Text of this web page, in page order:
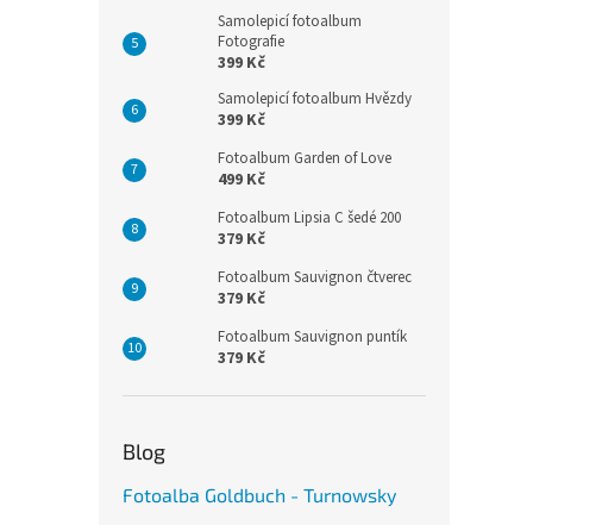
Samolepicí fotoalbum
Fotografie
399 Kč
Samolepicí fotoalbum Hvězdy
399 Kč
Fotoalbum Garden of Love
499 Kč
Fotoalbum Lipsia C šedé 200
379 Kč
Fotoalbum Sauvignon čtverec
379 Kč
Fotoalbum Sauvignon puntík
379 Kč
Blog
Fotoalba Goldbuch - Turnowsky